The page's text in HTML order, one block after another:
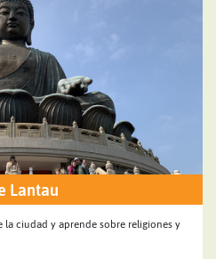
Lantau
la ciudad y aprende sobre religiones y